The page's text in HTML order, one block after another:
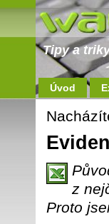
Tipy a
Úvod
z
Proto